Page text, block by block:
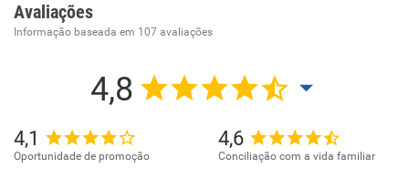
Avaliações
Informação baseada em 107 avaliações
4,8
4,1
Oportunidade de promoção
4,6
Conciliação com a vida familiar